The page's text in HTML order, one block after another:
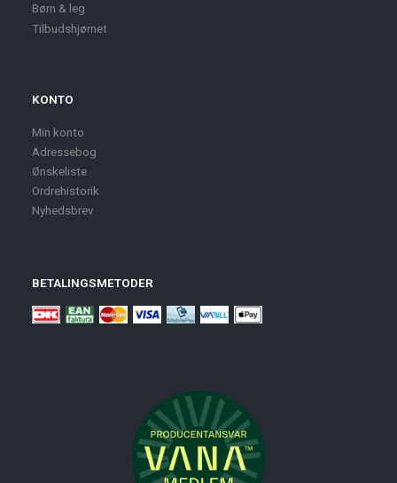
Børn & leg
Tilbudshjørnet
KONTO
Min konto
Adressebog
Ønskeliste
Ordrehistorik
Nyhedsbrev
BETALINGSMETODER